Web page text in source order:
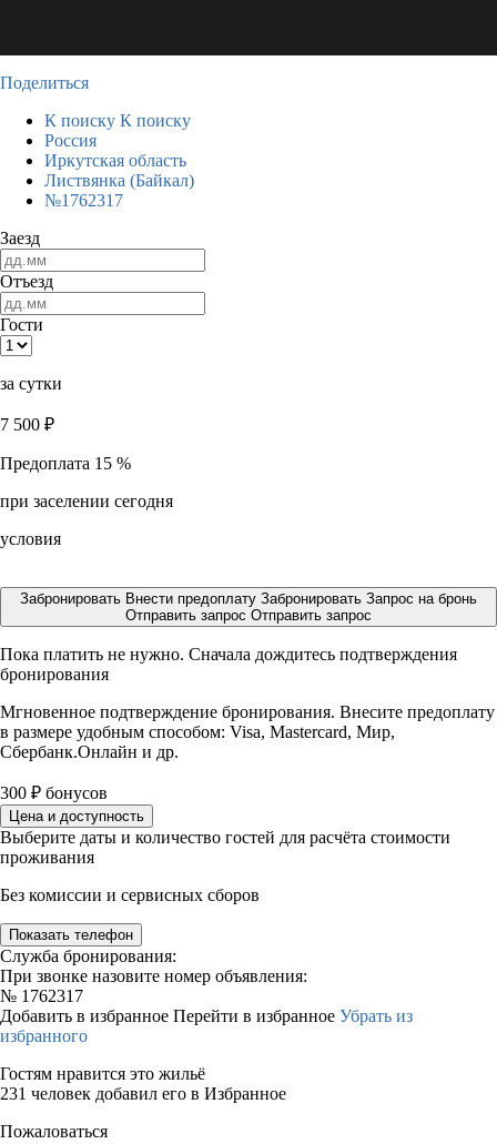
Поделиться
К поиску К поиску
Россия
Иркутская область
Листвянка (Байкал)
№1762317
Заезд
Отъезд
Гости
за сутки
7 500 ₽
Предоплата 15 %
при заселении сегодня
условия
Забронировать Внести предоплату Забронировать Запрос на бронь
Отправить запрос Отправить запрос
Пока платить не нужно. Сначала дождитесь подтверждения
бронирования
Мгновенное подтверждение бронирования. Внесите предоплату
в размере удобным способом: Visa, Mastercard, Мир,
Сбербанк.Онлайн и др.
300 ₽ бонусов
Цена и доступность
Выберите даты и количество гостей для расчёта стоимости
проживания
Без комиссии и сервисных сборов
Показать телефон
Служба бронирования:
При звонке назовите номер объявления:
№ 1762317
Добавить в избранное Перейти в избранное Убрать из
избранного
Гостям нравится это жильё
231 человек добавил его в Избранное
Пожаловаться